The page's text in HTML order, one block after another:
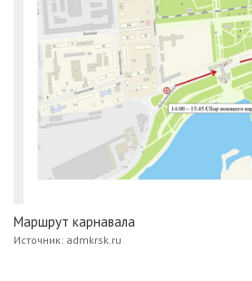
Маршрут карнавала
Источник: admkrsk.ru